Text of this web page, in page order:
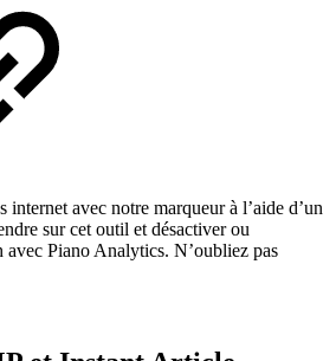
internet avec notre marqueur à l’aide d’un
sur cet outil et désactiver ou
avec Piano Analytics. N’oubliez pas